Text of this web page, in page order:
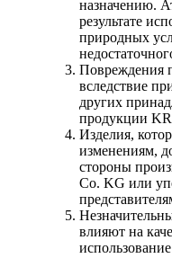
назначению.
результате
природных
Повреждения
вследствие
других
продукции
Изделия,
изменениям,
стороны
Со. KG или
влияют на